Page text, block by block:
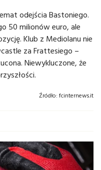
odejścia Bastoniego.
50 milionów euro, ale
Klub z Mediolanu nie
za Frattesiego –
Niewykluczone, że
Źródło: fcinternews.it